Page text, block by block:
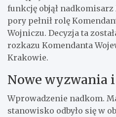
funkcję objął
pory pełnił rolę
Wojniczu. Decyzja ta
rozkazu Komendanta
Krakowie.
Nowe wyzwania
Wprowadzenie nadkom.
stanowisko odbyło się w